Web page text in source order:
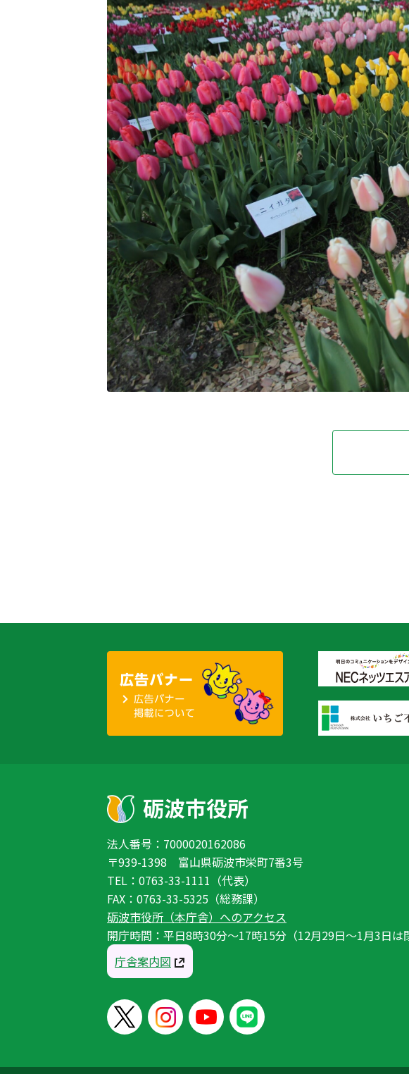
法人番号：7000020162086
〒939-1398 富山県砺波市栄町7番3号
TEL：0763-33-1111（代表）
FAX：0763-33-5325（総務課）
砺波市役所（本庁舎）へのアクセス
開庁時間：平日8時30分〜17時15分（12月29日〜1月3日は
庁舎案内図